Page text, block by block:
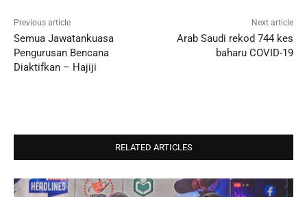
Previous article
Semua Jawatankuasa
Pengurusan Bencana
Diaktifkan – Hajiji
Next article
Arab Saudi rekod 744 kes
baharu COVID-19
RELATED ARTICLES